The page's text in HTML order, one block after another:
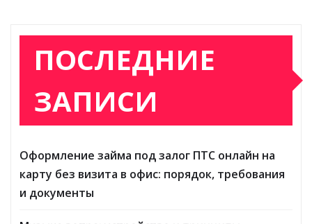
ПОСЛЕДНИЕ
ЗАПИСИ
Оформление займа под залог ПТС онлайн на
карту без визита в офис: порядок, требования
и документы